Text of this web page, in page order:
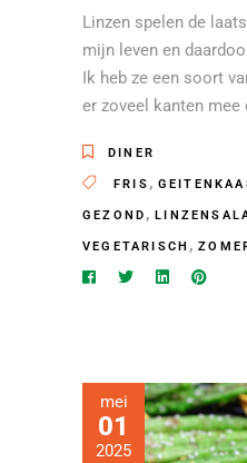
Linzen spelen de
mijn leven en
Ik heb ze een soort
er zoveel kanten mee
DINER
FRIS ,
GEZOND ,
VEGETARISCH ,
mei
01
2025